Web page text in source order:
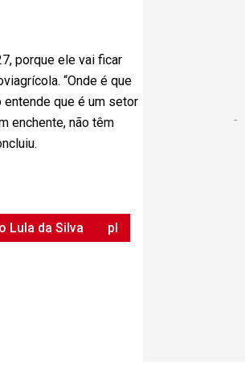
porque ele vai ficar
“Onde é que
entende que é um setor
enchente, não têm
Lula da Silva
pl